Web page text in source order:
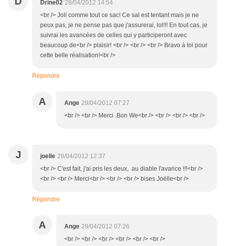
Drine02 28/04/2012 14:54
<br /> Joli comme tout ce sac! Ce sal est tentant mais je ne
peux pas, je ne pense pas que j'assurerai, lol!!! En tout cas, je
suivrai les avancées de celles qui y participeront avec
beaucoup de<br /> plaisir! <br /> <br /> <br /> Bravo à toi pour
cette belle réalisation!<br />
Répondre
A Ange 29/04/2012 07:27
<br /> <br /> Merci .Bon We<br /> <br /> <br /> <br />
J joelle 28/04/2012 12:37
<br /> C'est fait, j'ai pris les deux, au diable l'avarice !!!<br />
<br /> <br /> Merci<br /> <br /> <br /> bises Joëlle<br />
Répondre
A Ange 29/04/2012 07:26
<br /> <br /> <br /> <br /> <br /> <br />